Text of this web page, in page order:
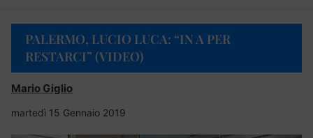
PALERMO, LUCIO LUCA: “IN A PER
RESTARCI” (VIDEO)
Mario Giglio
martedì 15 Gennaio 2019